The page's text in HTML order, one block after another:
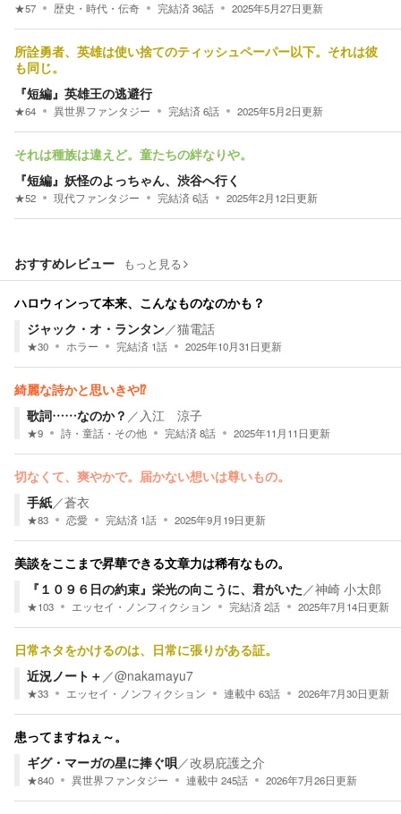
★57 歴史・時代・伝奇 完結済36話 2025年5月27日更新
所詮勇者、英雄は使い捨てのティッシュペーパー以下。それは彼
も同じ。
『短編』英雄王の逃避行
★64 異世界ファンタジー 完結済6話 2025年5月2日更新
それは種族は違えど。童たちの絆なりや。
『短編』妖怪のよっちゃん、渋谷へ行く
★52 現代ファンタジー 完結済6話 2025年2月12日更新
おすすめレビュー もっと見る
ハロウィンって本来、こんなものなのかも？
ジャック・オ・ランタン／猫電話
★30 ホラー 完結済 1話 2025年10月31日更新
綺麗な詩かと思いきや⁉︎
歌詞……なのか？ ／ 入江 涼子
★9 詩・童話・その他 完結済8話 2025年11月11日更新
切なくて、爽やかで。届かない想いは尊いもの。
手紙／蒼衣
★83 恋愛 完結済 1話 2025年9月19日更新
美談をここまで昇華できる文章力は稀有なもの。
『１０９６日の約束』栄光の向こうに、君がいた／神崎 小太郎
★103 エッセイ・ノンフィクション 完結済2話 2025年7月14日更新
日常ネタをかけるのは、日常に張りがある証。
近況ノート＋ ／@nakamayu7
★33 エッセイ・ノンフィクション 連載中 63話 2026年7月30日更新
患ってますねぇ～。
ギグ・マーガの星に捧ぐ唄／改易庇護之介
★840 異世界ファンタジー 連載中 245話 2026年7月26日更新